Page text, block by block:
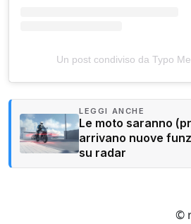
Un post condiviso da Typo
LEGGI ANCHE
Le moto saranno
arrivano nuove
su radar
©